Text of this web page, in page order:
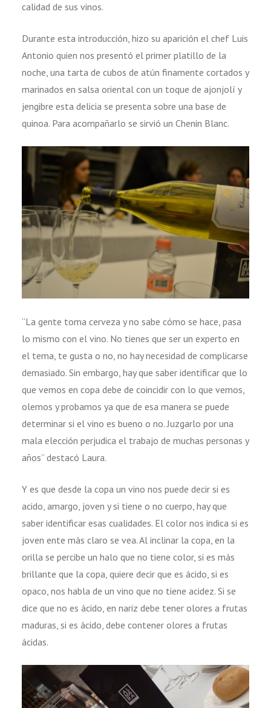
calidad de sus vinos.
Durante esta introducción, hizo su aparición el chef Luis
Antonio quien nos presentó el primer platillo de la
noche, una tarta de cubos de atún finamente cortados y
marinados en salsa oriental con un toque de ajonjolí y
jengibre esta delicia se presenta sobre una base de
quinoa. Para acompañarlo se sirvió un Chenin Blanc.
“La gente toma cerveza y no sabe cómo se hace, pasa
lo mismo con el vino. No tienes que ser un experto en
el tema, te gusta o no, no hay necesidad de complicarse
demasiado. Sin embargo, hay que saber identificar que lo
que vemos en copa debe de coincidir con lo que vemos,
olemos y probamos ya que de esa manera se puede
determinar si el vino es bueno o no. Juzgarlo por una
mala elección perjudica el trabajo de muchas personas y
años” destacó Laura.
Y es que desde la copa un vino nos puede decir si es
acido, amargo, joven y si tiene o no cuerpo, hay que
saber identificar esas cualidades. El color nos indica si es
joven ente más claro se vea. Al inclinar la copa, en la
orilla se percibe un halo que no tiene color, si es más
brillante que la copa, quiere decir que es ácido, si es
opaco, nos habla de un vino que no tiene acidez. Si se
dice que no es ácido, en nariz debe tener olores a frutas
maduras, si es ácido, debe contener olores a frutas
ácidas.